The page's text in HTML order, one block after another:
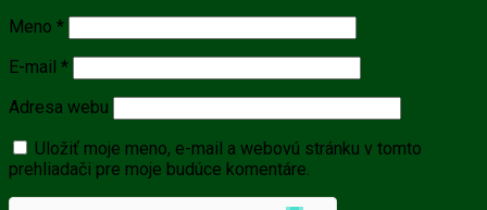
Meno *
E-mail *
Adresa webu
Uložiť moje meno, e-mail a webovú stránku v tomto
prehliadači pre moje budúce komentáre.